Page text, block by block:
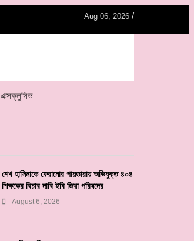
Aug 06, 2026 /
এক্সক্লুসিভ
শেখ হাসিনাকে ফেরানোর পায়তারায় অভিযুক্ত ৪০৪
শিক্ষকের বিচার দাবি ইবি জিয়া পরিষদের
August 6, 2026